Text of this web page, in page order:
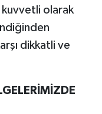
olarak
dikkatli ve